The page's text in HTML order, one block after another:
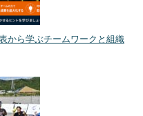
から学ぶチームワークと組織